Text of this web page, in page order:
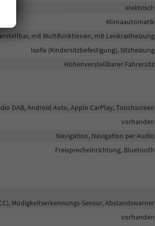
elektrisch
Klimaautomatik
mit Multifunktionen, mit Lenkradheizung
Isofix (Kindersitzbefestigung), Sitzheizung
Höhenverstellbarer Fahrersitz
DAB, Android Auto, Apple CarPlay, Touchscreen
vorhanden
Navigation, Navigation per Audio
Freisprecheinrichtung, Bluetooth
Müdigkeitserkennungs-Sensor, Abstandswarner
vorhanden